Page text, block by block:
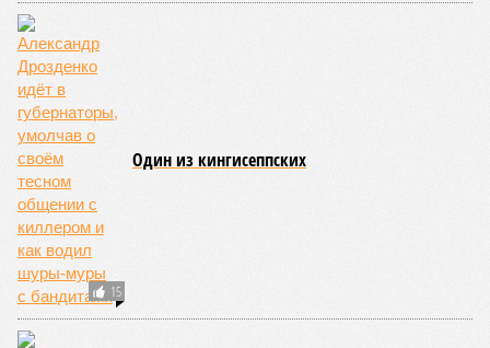
15
Один из кингисеппских